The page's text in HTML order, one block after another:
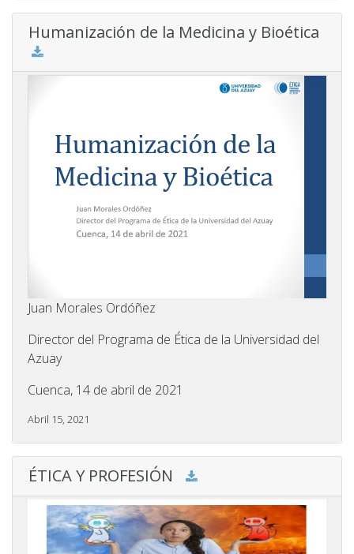
Humanización de la Medicina y Bioética
Juan Morales Ordóñez
Director del Programa de Ética de la Universidad del
Azuay
Cuenca, 14 de abril de 2021
Abril 15, 2021
ÉTICA Y PROFESIÓN